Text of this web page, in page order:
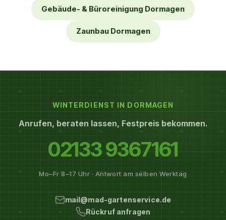
Gebäude- & Büroreinigung Dormagen
Zaunbau Dormagen
WINTERDIENST IN DORMAGEN
Anrufen, beraten lassen, Festpreis bekommen.
02133 9367161
Mo–Fr 8–17 Uhr · Antwort am selben Werktag
mail@mad-gartenservice.de
Rückruf anfragen